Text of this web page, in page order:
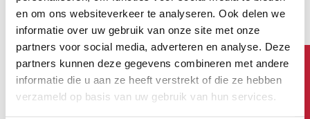
en om ons websiteverkeer te analyseren. Ook delen we
informatie over uw gebruik van onze site met onze
partners voor social media, adverteren en analyse. Deze
partners kunnen deze gegevens combineren met andere
informatie die u aan ze heeft verstrekt of die ze hebben
verzameld op basis van uw gebruik van hun services.
Angebot anfordern möchten. Oder sehen Sie sich noch
eben unser Prunkstück an: dasPVC-Klebeband.
Laden Siehierdas Produktblatt mit technischen
Informationen herunter.